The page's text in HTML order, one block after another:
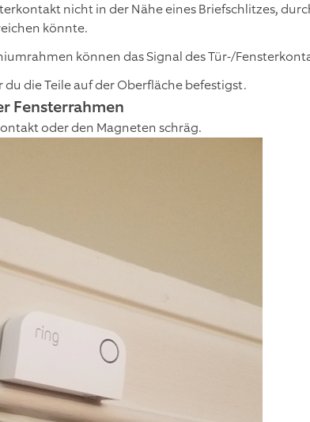
nicht in der Nähe eines Briefschlitzes,
könnte.
können das Signal des Tür-/
du die Teile auf der Oberfläche befestigst.
Fensterrahmen
oder den Magneten schräg.